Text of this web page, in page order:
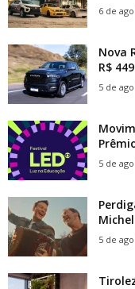
6 de
Nova
R$
5 de
5 de
5 de